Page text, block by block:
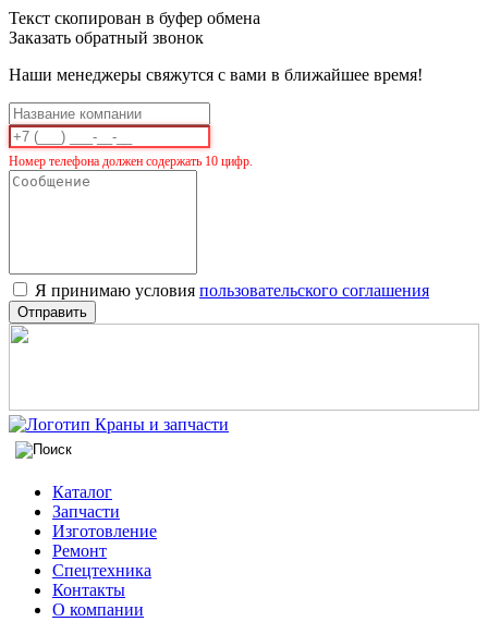
Текст скопирован в буфер обмена
Заказать обратный звонок
Наши менеджеры свяжутся с вами в ближайшее время!
Номер телефона должен содержать 10 цифр.
Я принимаю условия пользовательского соглашения
Отправить
Каталог
Запчасти
Изготовление
Ремонт
Спецтехника
Контакты
О компании